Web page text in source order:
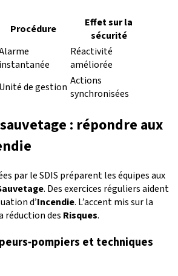
Procédure
Effet sur la
sécurité
instantanée
Réactivité
améliorée
Unité de gestion Actions
synchronisées
: répondre aux
par le SDIS préparent les équipes aux
. Des exercices réguliers aident
d’Incendie. L’accent mis sur la
réduction des Risques.
et techniques